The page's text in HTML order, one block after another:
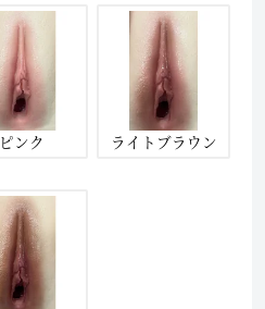
ピンク ライトブラウン